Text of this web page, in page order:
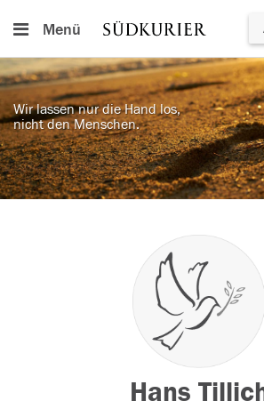
Menü
Wir lassen nur die Hand los,
nicht den Menschen.
Hans